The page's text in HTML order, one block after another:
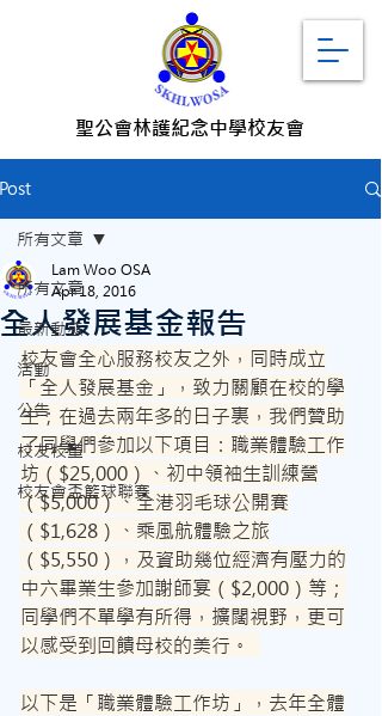
聖公會林護紀念中學校友會
Post
所有文章
最新動態
活動
公告
校友校董
校友會盃籃球聯賽
所有文章
全人發展基金報告
Lam Woo OSA
Apr 18, 2016
校友會全心服務校友之外，同時成立
「全人發展基金」，致力關顧在校的學
生；在過去兩年多的日子裏，我們贊助
了同學們參加以下項目：職業體驗工作
坊（$25,000）、初中領袖生訓練營
（$5,000）、全港羽毛球公開賽
（$1,628）、乘風航體驗之旅
（$5,550），及資助幾位經濟有壓力的
中六畢業生參加謝師宴（$2,000）等；
同學們不單學有所得，擴闊視野，更可
以感受到回饋母校的美行。
以下是「職業體驗工作坊」，去年全體